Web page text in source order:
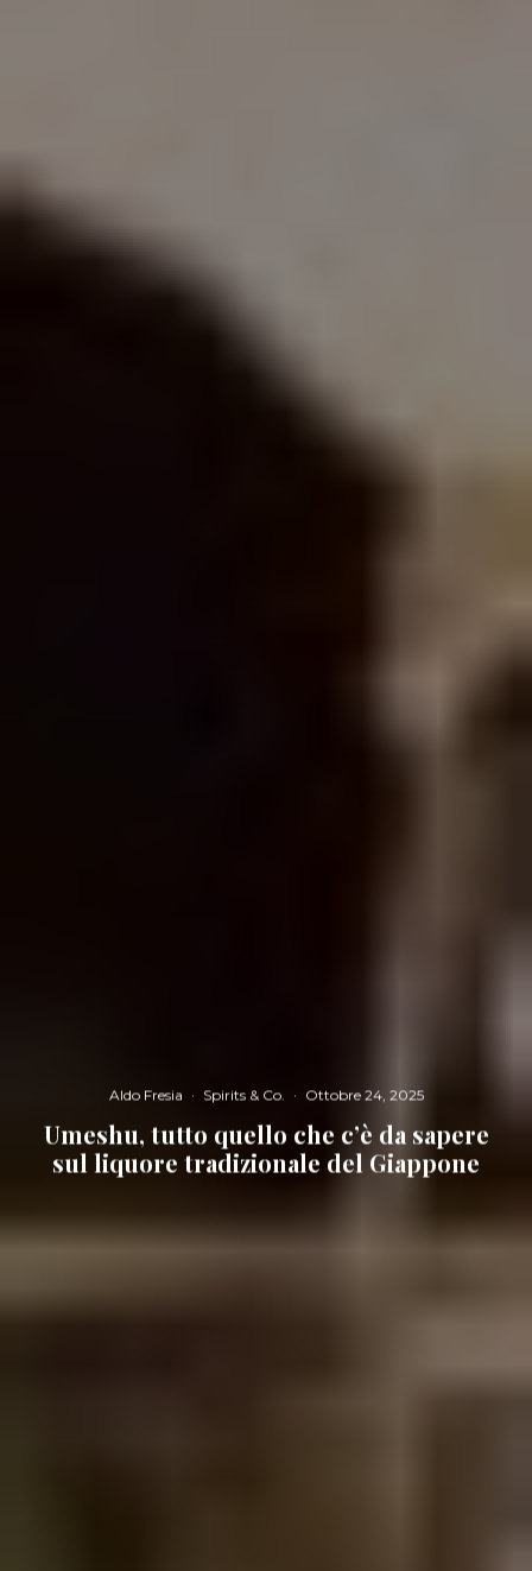
Aldo Fresia · Spirits & Co. · Ottobre 24, 2025
Umeshu, tutto quello che c’è da sapere
sul liquore tradizionale del Giappone